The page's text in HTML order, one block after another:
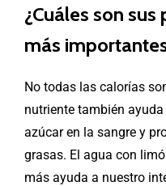
¿Cuáles son
más
No todas las calorías
nutriente también
azúcar en la sangre y
grasas. El agua con
más ayuda a nuestro